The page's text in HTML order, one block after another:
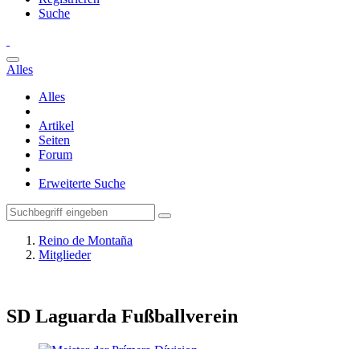
Suche
Alles
Alles
Artikel
Seiten
Forum
Erweiterte Suche
Reino de Montaña
Mitglieder
SD Laguarda Fußballverein